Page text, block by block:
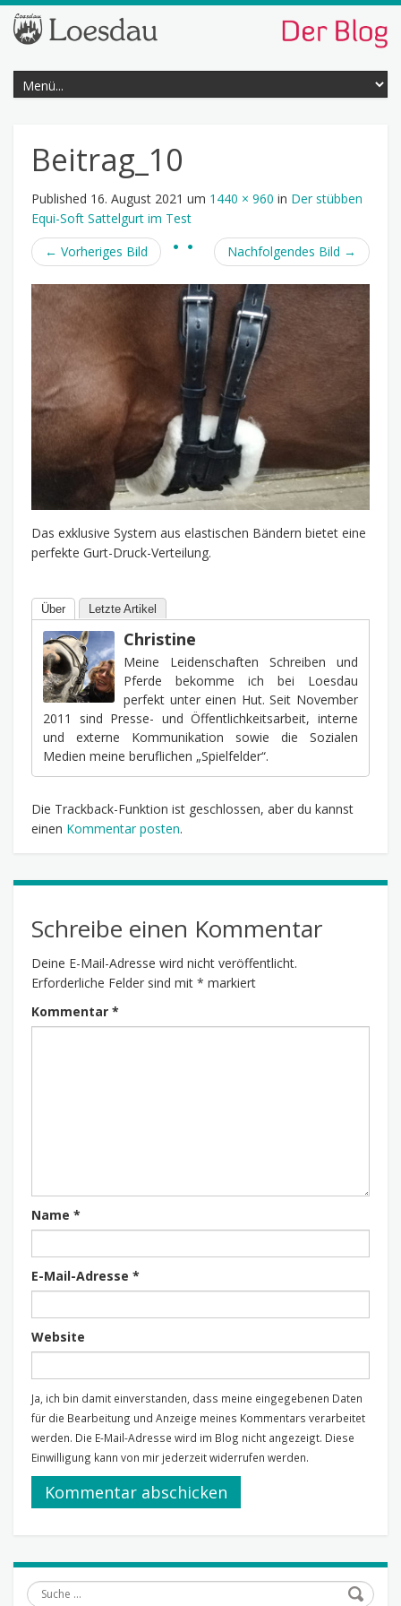
Beitrag_10
Published 16. August 2021 um 1440 × 960 in Der stübben
Equi-Soft Sattelgurt im Test
← Vorheriges Bild Nachfolgendes Bild →
Das exklusive System aus elastischen Bändern bietet eine
perfekte Gurt-Druck-Verteilung.
Über Letzte Artikel
Christine
Meine Leidenschaften Schreiben und
Pferde bekomme ich bei Loesdau
perfekt unter einen Hut. Seit November
2011 sind Presse- und Öffentlichkeitsarbeit, interne
und externe Kommunikation sowie die Sozialen
Medien meine beruflichen „Spielfelder“.
Die Trackback-Funktion ist geschlossen, aber du kannst
einen Kommentar posten.
Schreibe einen Kommentar
Deine E-Mail-Adresse wird nicht veröffentlicht.
Erforderliche Felder sind mit * markiert
Kommentar *
Name *
E-Mail-Adresse *
Website
Ja, ich bin damit einverstanden, dass meine eingegebenen Daten
für die Bearbeitung und Anzeige meines Kommentars verarbeitet
werden. Die E-Mail-Adresse wird im Blog nicht angezeigt. Diese
Einwilligung kann von mir jederzeit widerrufen werden.
Suche